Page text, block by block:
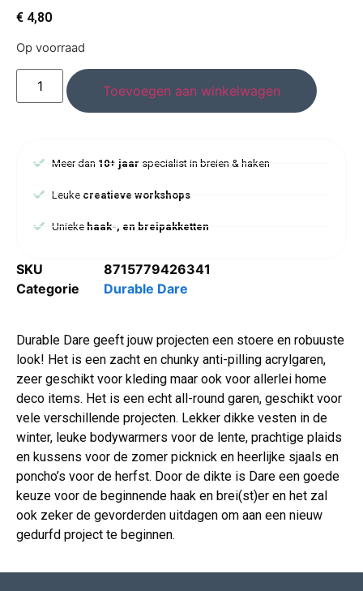
€ 4,80
Op voorraad
Toevoegen aan winkelwagen
Meer dan 10+ jaar specialist in breien & haken
Leuke creatieve workshops
Uniekehaak-, en breipakketten
SKU
8715779426341
Categorie
Durable Dare
Durable Dare geeft jouw projecten een stoere en robuuste
look! Het is een zacht en chunky anti-pilling acrylgaren,
zeer geschikt voor kleding maar ook voor allerlei home
deco items. Het is een echt all-round garen, geschikt voor
vele verschillende projecten. Lekker dikke vesten in de
winter, leuke bodywarmers voor de lente, prachtige plaids
en kussens voor de zomer picknick en heerlijke sjaals en
poncho’s voor de herfst. Door de dikte is Dare een goede
keuze voor de beginnende haak en brei(st)er en het zal
ook zeker de gevorderden uitdagen om aan een nieuw
gedurfd project te beginnen.